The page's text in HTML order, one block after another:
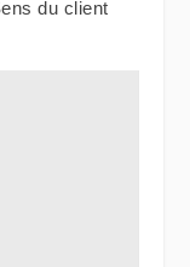
du client